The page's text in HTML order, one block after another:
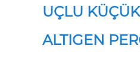
UÇLU
ALTIGEN